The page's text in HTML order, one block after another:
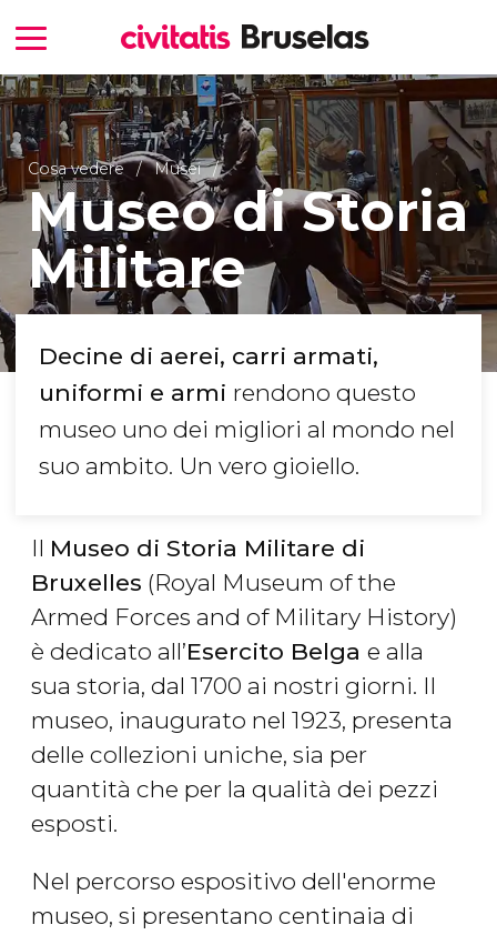
Cosa vedere Musei
Museo di Storia
Militare
Decine di aerei, carri armati,
uniformi e armi rendono questo
museo uno dei migliori al mondo nel
suo ambito. Un vero gioiello.
Il Museo di Storia Militare di
Bruxelles (Royal Museum of the
Armed Forces and of Military History)
è dedicato all’Esercito Belga e alla
sua storia, dal 1700 ai nostri giorni. Il
museo, inaugurato nel 1923, presenta
delle collezioni uniche, sia per
quantità che per la qualità dei pezzi
esposti.
Nel percorso espositivo dell'enorme
museo, si presentano centinaia di